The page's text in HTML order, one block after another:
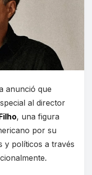
anunció que
al director
, una figura
por su
y políticos a través